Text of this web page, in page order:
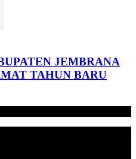
JEMBRANA
TAHUN BARU